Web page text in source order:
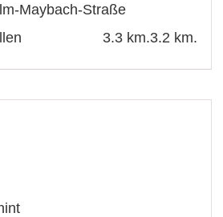
Maybach-Straße
3.2 km.
3.3 km.